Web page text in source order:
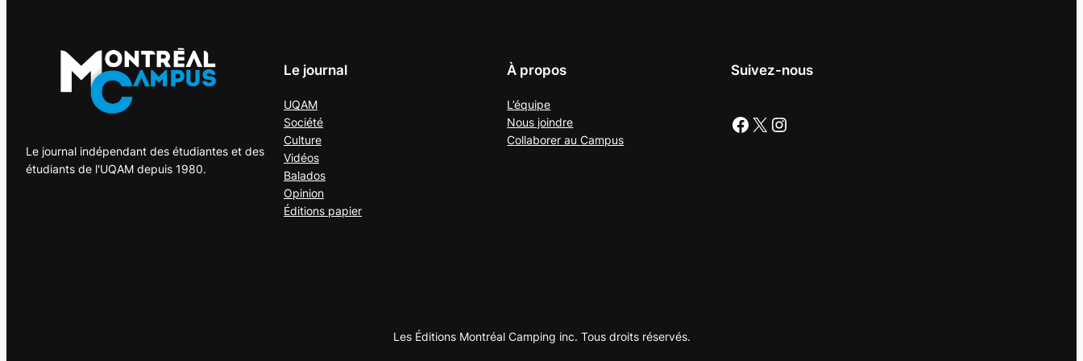
Le journal indépendant des étudiantes et des
étudiants de l'UQAM depuis 1980.
Le journal
UQAM
Société
Culture
Vidéos
Balados
Opinion
Éditions papier
À propos
L’équipe
Nous joindre
Collaborer auCampus
Suivez-nous
Facebook X Instagram
Les Éditions Montréal Camping inc. Tous droits réservés.